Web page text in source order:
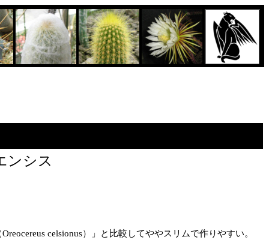
ンシス
celsionus）」と比較してややスリムで作りやすい。